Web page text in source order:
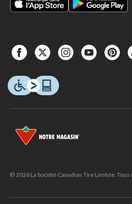
© 2026 La Société Canadian Tire Limitée. Tous